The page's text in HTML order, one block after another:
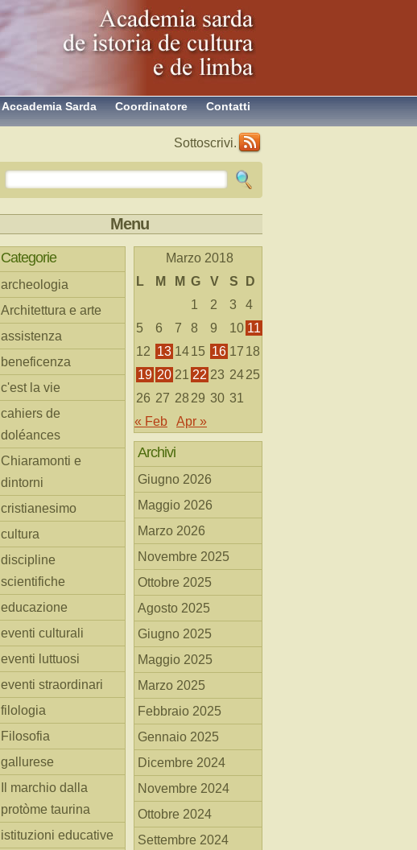
Contatti
Coordinatore
Accademia Sarda
Sottoscrivi.
Menu
Categorie
archeologia
Architettura e arte
assistenza
beneficenza
c'est la vie
cahiers de
doléances
Chiaramonti e
dintorni
cristianesimo
cultura
discipline
scientifiche
educazione
eventi culturali
eventi luttuosi
eventi straordinari
filologia
Filosofia
gallurese
Il marchio dalla
protòme taurina
istituzioni educative
Marzo 2018
L
M M G V S
D
1
2 3
4
5
6 7 8 9 10 11
12 13 1415 16 17 18
19 20 21 22 23 2425
26 27 28 29 30 31
« Feb
Apr »
Archivi
Giugno 2026
Maggio 2026
Marzo 2026
Novembre 2025
Ottobre 2025
Agosto 2025
Giugno 2025
Maggio 2025
Marzo 2025
Febbraio 2025
Gennaio 2025
Dicembre 2024
Novembre 2024
Ottobre 2024
Settembre 2024